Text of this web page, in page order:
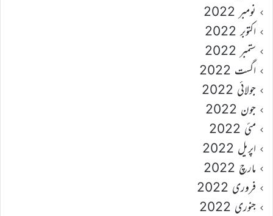
نومبر 2022
اکتوبر 2022
ستمبر 2022
اگست 2022
جولائی 2022
جون 2022
مئی 2022
اپریل 2022
مارچ 2022
فروری 2022
جنوری 2022